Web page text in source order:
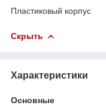
Пластиковый корпус
Скрыть
Характеристики
Основные